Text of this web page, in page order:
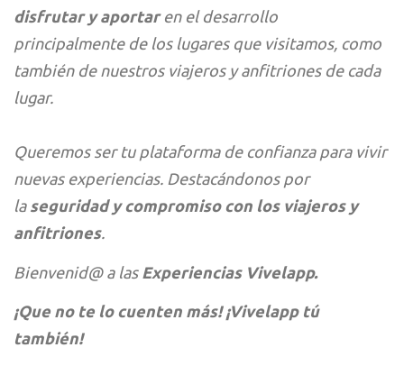
disfrutar y aportaren el desarrollo
principalmente de los lugares que visitamos, como
también de nuestros viajeros y anfitriones de cada
lugar.
Queremos ser tu plataforma de confianza para vivir
nuevas experiencias. Destacándonos por
la seguridad y compromiso con los viajeros y
anfitriones.
Bienvenid@ a las Experiencias Vivelapp.
¡Que no te lo cuenten más! ¡Vivelapp tú
también!